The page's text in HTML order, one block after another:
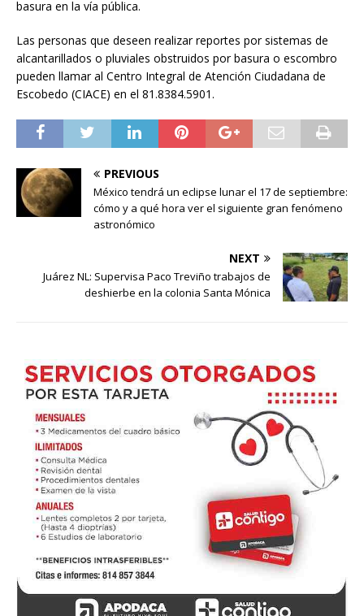
basura en la vía pública.
Las personas que deseen realizar reportes por sistemas de
alcantarillados o pluviales obstruidos por basura o escombro
pueden llamar al Centro Integral de Atención Ciudadana de
Escobedo (CIACE) en el 81.8384.5901.
PREVIOUS
México tendrá un eclipse lunar el 17 de septiembre:
cómo y a qué hora ver el siguiente gran fenómeno
astronómico
NEXT
Juárez NL: Supervisa Paco Treviño trabajos de
deshierbe en la colonia Santa Mónica